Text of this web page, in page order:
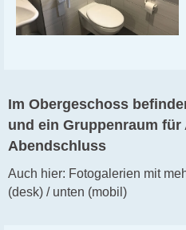
Im Obergeschoss
und ein Gruppenraum
Abendschluss
Auch hier: Fotogalerien mit
(desk) / unten (mobil)